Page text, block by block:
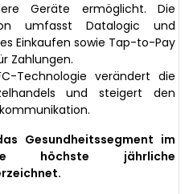
Geräte ermöglicht. Die
umfasst Datalogic und
Einkaufen sowie Tap-to-Pay
Zahlungen.
Technologie verändert die
und steigert den
Gesundheitssegment im
höchste jährliche